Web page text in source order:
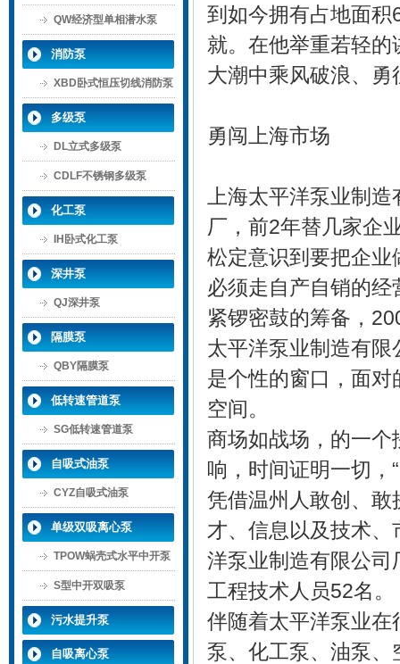
QW经济型单相潜水泵
消防泵
XBD卧式恒压切线消防泵
多级泵
DL立式多级泵
CDLF不锈钢多级泵
化工泵
IH卧式化工泵
深井泵
QJ深井泵
隔膜泵
QBY隔膜泵
低转速管道泵
SG低转速管道泵
自吸式油泵
CYZ自吸式油泵
单级双吸离心泵
TPOW蜗壳式水平中开泵
S型中开双吸泵
污水提升泵
自吸离心泵
到如今拥有占地面
就。在他举重若轻
大潮中乘风破浪、
勇闯上海市场
上海太平洋泵业制
厂，前2年替几家企
松定意识到要把企
必须走自产自销的
紧锣密鼓的筹备，
太平洋泵业制造有限
是个性的窗口，面对
空间。
商场如战场，的一
响，时间证明一切，
凭借温州人敢创、
才、信息以及技术
洋泵业制造有限公
工程技术人员52名。
伴随着太平洋泵业
泵、化工泵、油泵